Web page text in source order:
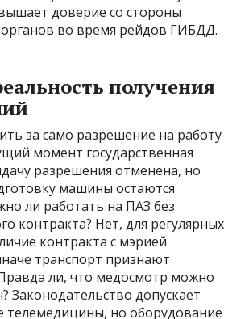
доверие со стороны
во время рейдов ГИБДД.
получения
за само разрешение на работу
момент государственная
разрешения отменена, но
машины остаются
ли работать на ПАЗ без
контракта? Нет, для регулярных
контракта с мэрией
транспорт признают
ли, что медосмотр можно
Законодательство допускает
телемедицины, но оборудование